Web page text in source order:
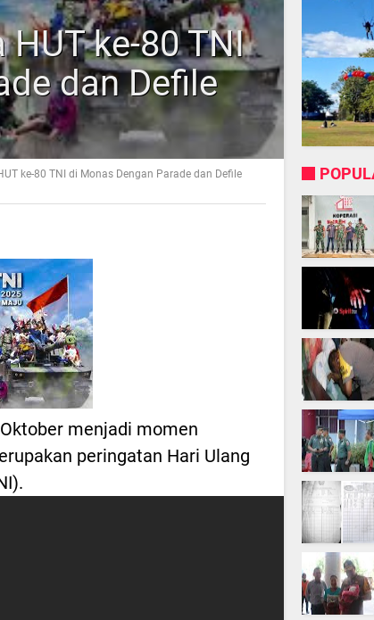
HUT ke-80 TNI
dan Defile
ke-80 TNI di Monas Dengan Parade dan Defile
menjadi momen
peringatan Hari Ulang